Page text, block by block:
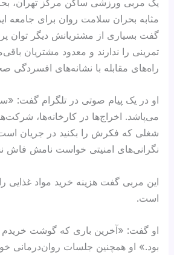
یک مربی ورزشی ساکن مرکز تهران،
مثابه بحران سلامت روان برای جامعه
گفت بسیاری از مشتریانش دیگر توان
تمرینی را ندارند و معدود مشتریان
راه‌های مقابله با نشانه‌های افسردگی
او در یک پیام صوتی در تلگرام گفت:
می‌پاشد. اخراج‌ها در کارخانه‌ها،
شغلی که فکرش را بکنید در جریان
نگرانی‌های امنیتی خواست نامش فاش
این مربی گفت هزینه خرید مواد غذایی
است.
او گفت: «آخرین باری که گوشت خریدم
بود.» او همچنین جلسات روان‌درمانی